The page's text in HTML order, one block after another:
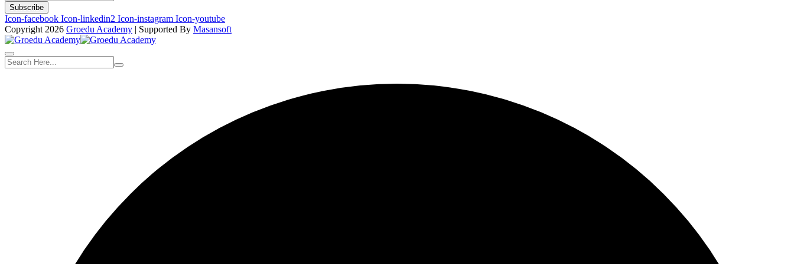
Subscribe
Icon-facebook Icon-linkedin2 Icon-instagram Icon-youtube
Copyright 2026 Groedu Academy | Supported By Masansoft